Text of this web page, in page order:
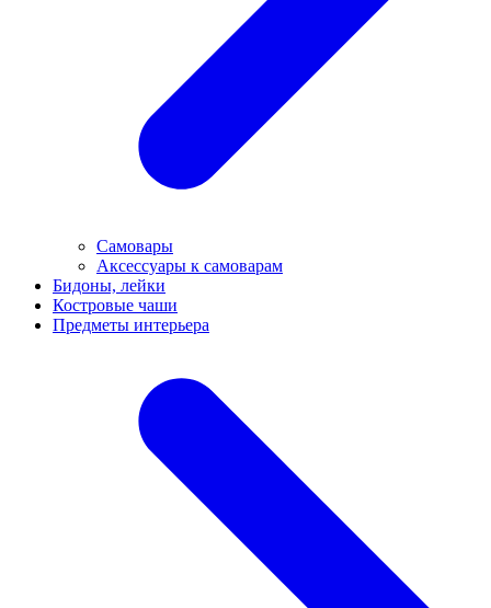
Самовары
Аксессуары к самоварам
Бидоны, лейки
Костровые чаши
Предметы интерьера